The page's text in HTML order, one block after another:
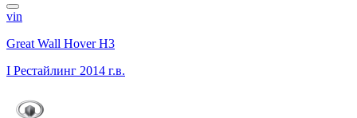
vin
Great Wall Hover H3
I Рестайлинг 2014 г.в.